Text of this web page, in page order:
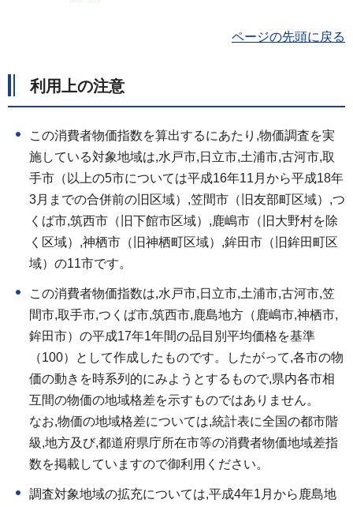
ページの先頭に戻る
利用上の注意
この消費者物価指数を算出するにあたり,物価調査を実
施している対象地域は,水戸市,日立市,土浦市,古河市,取
手市（以上の5市については平成16年11月から平成18年
3月までの合併前の旧区域）,笠間市（旧友部町区域）,つ
くば市,筑西市（旧下館市区域）,鹿嶋市（旧大野村を除
く区域）,神栖市（旧神栖町区域）,鉾田市（旧鉾田町区
域）の11市です。
この消費者物価指数は,水戸市,日立市,土浦市,古河市,笠
間市,取手市,つくば市,筑西市,鹿島地方（鹿嶋市,神栖市,
鉾田市）の平成17年1年間の品目別平均価格を基準
（100）として作成したものです。したがって,各市の物
価の動きを時系列的にみようとするもので,県内各市相
互間の物価の地域格差を示すものではありません。
なお,物価の地域格差については,統計表に全国の都市階
級,地方及び,都道府県庁所在市等の消費者物価地域差指
数を掲載していますので御利用ください。
調査対象地域の拡充については,平成4年1月から鹿島地